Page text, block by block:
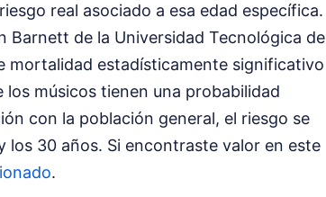
real asociado a esa edad específica.
Barnett de la Universidad Tecnológica de
mortalidad estadísticamente significativo
músicos tienen una probabilidad
con la población general, el riesgo se
los 30 años. Si encontraste valor en este
.